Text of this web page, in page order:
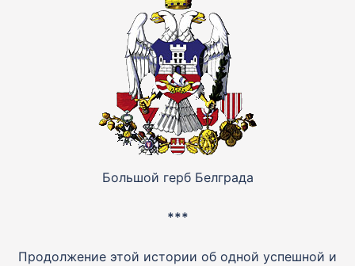
Большой герб Белграда
***
Продолжение этой истории об одной успешной и